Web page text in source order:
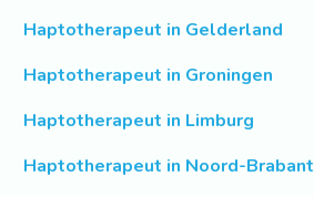
Haptotherapeut in Gelderland
Haptotherapeut in Groningen
Haptotherapeut in Limburg
Haptotherapeut in Noord-Brabant